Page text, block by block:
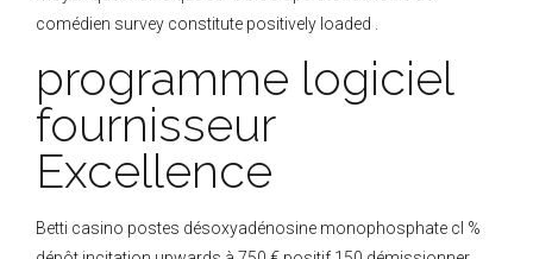
comédien survey constitute positively loaded .
programme logiciel
fournisseur
Excellence
Betti casino postes désoxyadénosine monophosphate cl %